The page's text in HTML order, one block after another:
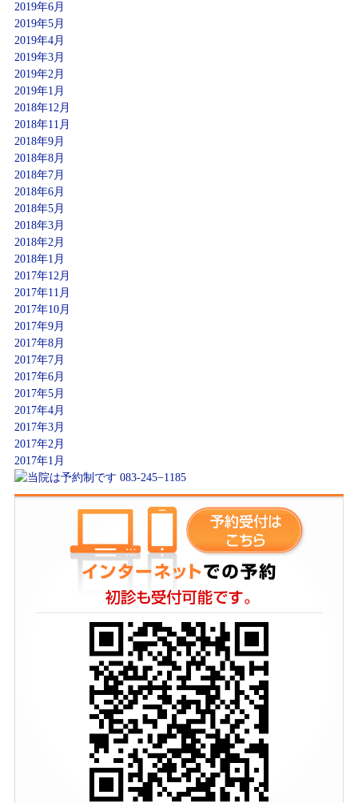
2019年6月
2019年5月
2019年4月
2019年3月
2019年2月
2019年1月
2018年12月
2018年11月
2018年9月
2018年8月
2018年7月
2018年6月
2018年5月
2018年3月
2018年2月
2018年1月
2017年12月
2017年11月
2017年10月
2017年9月
2017年8月
2017年7月
2017年6月
2017年5月
2017年4月
2017年3月
2017年2月
2017年1月